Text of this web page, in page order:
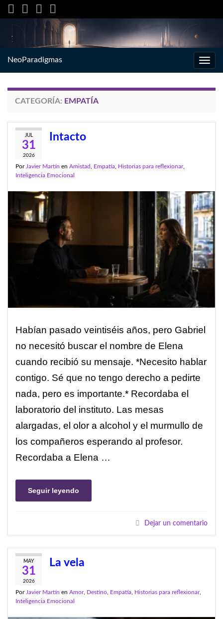
la
NeoParadigmas
CATEGORÍA: EMPATÍA
JUL
31
2026
Intacto
Por Javier Martín en Amistad Empatía Historias para reflexionar,
Inteligencia Emocional
Habían pasado veintiséis años, pero Gabriel
no necesitó buscar el nombre de Elena
cuando recibió su mensaje. *Necesito hablar
contigo. Sé que no tengo derecho a pedirte
nada, pero es importante.* Recordaba el
laboratorio del instituto. Las mesas
alargadas, el olor a alcohol y el murmullo de
los compañeros esperando al profesor.
Recordaba a Elena …
Seguir leyendo
Dejar un comentario
MAY
31
2026
La vela
Por Javier Martín en Amor, Destino Empatía Historias para reflexionar,
Inteligencia Emocional